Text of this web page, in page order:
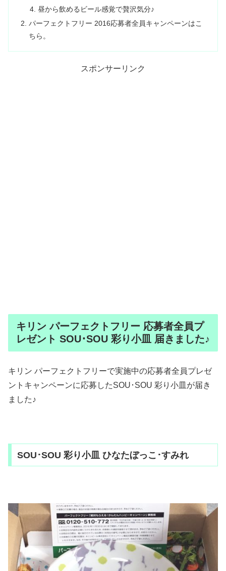
昼から飲めるビール感覚で贅沢気分♪
パーフェクトフリー 2016応募者全員キャンペーンはこ
ちら。
スポンサーリンク
キリン パーフェクトフリー 応募者全員プ
レゼント SOU･SOU 彩り小皿 届きました♪
キリン パーフェクトフリーで実施中の応募者全員プレゼ
ントキャンペーンに応募したSOU･SOU 彩り小皿が届き
ました♪
SOU･SOU 彩り小皿 ひなたぼっこ･すみれ